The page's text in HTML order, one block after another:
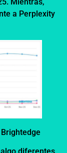
a Perplexity